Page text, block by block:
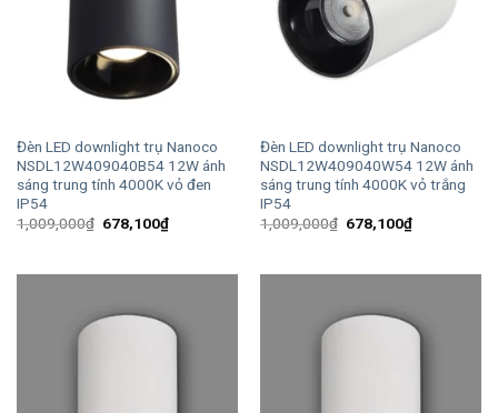
Đèn LED downlight trụ Nanoco
NSDL12W409040B54 12W ánh
sáng trung tính 4000K vỏ đen
IP54
1,009,000₫ Giá
678,100₫Giá
hiện
678,100₫.
Đèn LED downlight trụ Nanoco
NSDL12W409040W54 12W ánh
sáng trung tính 4000K vỏ trắng
IP54
1,009,000₫ Giá
678,100₫Giá
hiện
678,100₫.